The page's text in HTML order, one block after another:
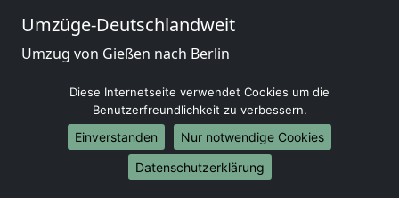
Umzüge-Deutschlandweit
Umzug von Gießen nach Berlin
Umzug von Gießen nach München
Umzug von Gießen nach Köln
Umzug von Gießen nach Frankfurt am Main
Umzug von Gießen nach Stuttgart
Umzug von Gießen nach Düsseldorf
Diese Internetseite verwendet Cookies um die
Benutzerfreundlichkeit zu verbessern.
Einverstanden
Nur notwendige Cookies
Datenschutzerklärung